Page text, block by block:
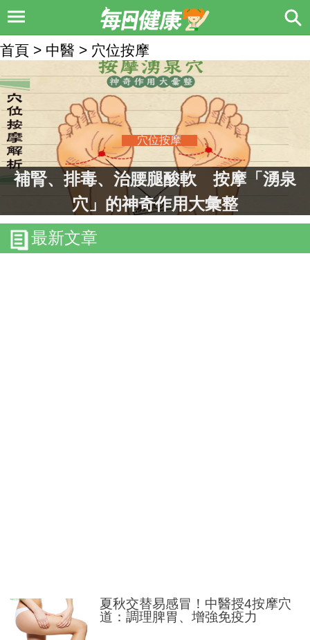
首頁 > 中醫 > 穴位按摩
穴位按摩
補腎、排毒、治腰腿酸軟 按摩「湧泉
穴」的神奇作用大彙整
最新文章
夏秋交替易感冒！中醫授4按摩穴
道：調理脾胃、增強免疫力